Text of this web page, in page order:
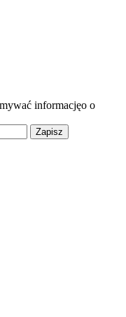
informacjęo o
Zapisz